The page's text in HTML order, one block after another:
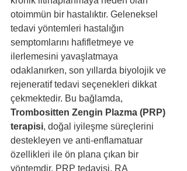
otoimmün bir hastalıktır. Geleneksel
tedavi yöntemleri hastalığın
semptomlarını hafifletmeye ve
ilerlemesini yavaşlatmaya
odaklanırken, son yıllarda biyolojik ve
rejeneratif tedavi seçenekleri dikkat
çekmektedir. Bu bağlamda,
Trombositten Zengin Plazma (PRP)
terapisi, doğal iyileşme süreçlerini
destekleyen ve anti-enflamatuar
özellikleri ile ön plana çıkan bir
yöntemdir. PRP tedavisi, RA